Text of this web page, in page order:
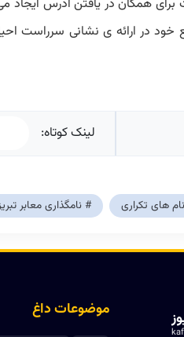
همگان در یافتن آدرس
در ارائه ی نشانی سرراست
لینک کوتاه:
های تکراری # نامگذاری معابر
موضوعات داغ